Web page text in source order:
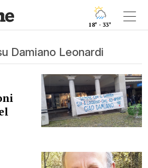
18° - 33°
Damiano Leonardi